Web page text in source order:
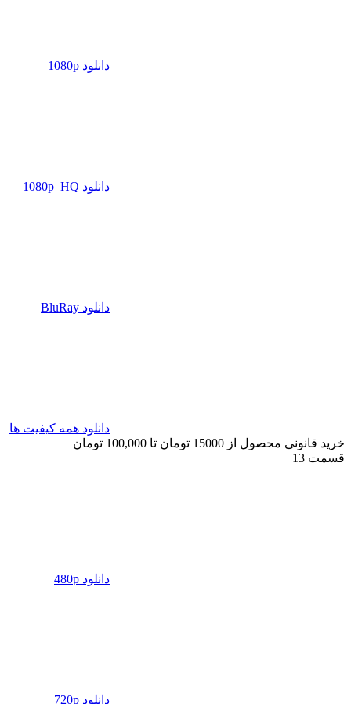
دانلود 1080p
دانلود 1080p_HQ
دانلود BluRay
دانلود همه کیفیت ها
خرید قانونی محصول از 15000 تومان تا 100,000 تومان
قسمت 13
دانلود 480p
دانلود 720p